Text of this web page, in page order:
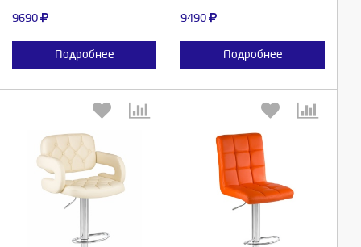
9690
Подробнее
9490
Подробнее
Выберите количество: Выберите количество: